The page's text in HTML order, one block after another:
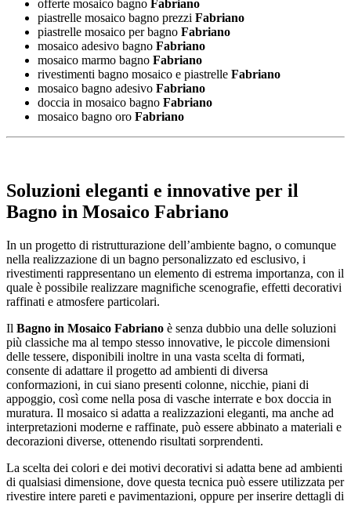
offerte mosaico bagno Fabriano
piastrelle mosaico bagno prezzi Fabriano
piastrelle mosaico per bagno Fabriano
mosaico adesivo bagno Fabriano
mosaico marmo bagno Fabriano
rivestimenti bagno mosaico e piastrelle Fabriano
mosaico bagno adesivo Fabriano
doccia in mosaico bagno Fabriano
mosaico bagno oro Fabriano
Soluzioni eleganti e innovative per il
Bagno in Mosaico Fabriano
In un progetto di ristrutturazione dell’ambiente bagno, o comunque
nella realizzazione di un bagno personalizzato ed esclusivo, i
rivestimenti rappresentano un elemento di estrema importanza, con il
quale è possibile realizzare magnifiche scenografie, effetti decorativi
raffinati e atmosfere particolari.
Il Bagno in Mosaico Fabriano è senza dubbio una delle soluzioni
più classiche ma al tempo stesso innovative, le piccole dimensioni
delle tessere, disponibili inoltre in una vasta scelta di formati,
consente di adattare il progetto ad ambienti di diversa
conformazioni, in cui siano presenti colonne, nicchie, piani di
appoggio, così come nella posa di vasche interrate e box doccia in
muratura. Il mosaico si adatta a realizzazioni eleganti, ma anche ad
interpretazioni moderne e raffinate, può essere abbinato a materiali e
decorazioni diverse, ottenendo risultati sorprendenti.
La scelta dei colori e dei motivi decorativi si adatta bene ad ambienti
di qualsiasi dimensione, dove questa tecnica può essere utilizzata per
rivestire intere pareti e pavimentazioni, oppure per inserire dettagli di